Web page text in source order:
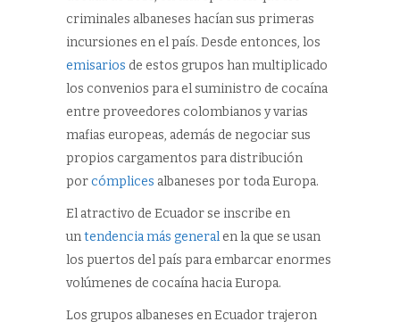
criminales albaneses hacían sus primeras
incursiones en el país. Desde entonces, los
emisarios de estos grupos han multiplicado
los convenios para el suministro de cocaína
entre proveedores colombianos y varias
mafias europeas, además de negociar sus
propios cargamentos para distribución
porcómplices albaneses por toda Europa.
El atractivo de Ecuador se inscribe en
untendencia más generalen la que se usan
los puertos del país para embarcar enormes
volúmenes de cocaína hacia Europa.
Los grupos albaneses en Ecuador trajeron